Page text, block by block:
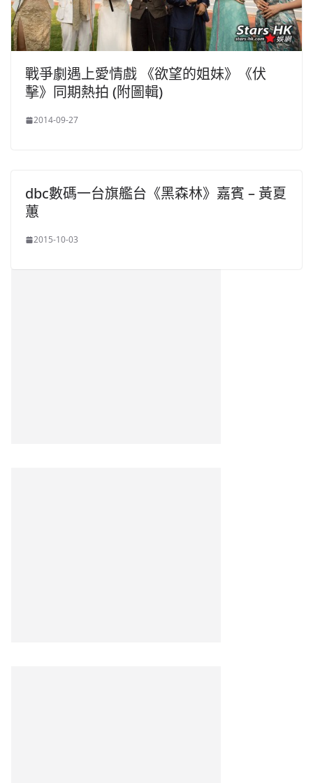
戰爭劇遇上愛情戲 《欲望的姐妹》《伏
擊》同期熱拍 (附圖輯)
2014-09-27
dbc數碼一台旗艦台《黑森林》嘉賓 – 黃夏
蕙
2015-10-03